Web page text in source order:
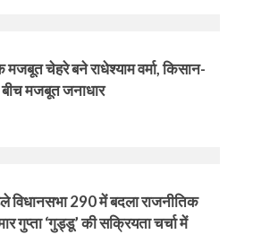
मजबूत चेहरे बने राधेश्याम वर्मा, किसान-
मजबूत जनाधार
विधानसभा 290 में बदला राजनीतिक
गुप्ता ‘गुड्डू’ की सक्रियता चर्चा में